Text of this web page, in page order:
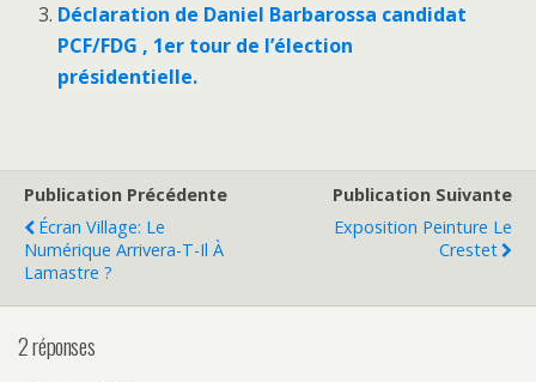
Déclaration de Daniel Barbarossa candidat
PCF/FDG , 1er tour de l’élection
présidentielle.
Publication Précédente
Écran Village: Le
Numérique Arrivera-T-Il À
Lamastre ?
Publication Suivante
Exposition Peinture Le
Crestet
2 réponses